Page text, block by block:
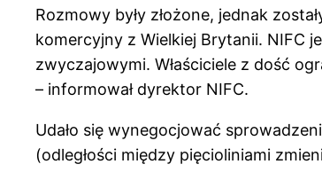
Rozmowy były złożone, jednak
komercyjny z Wielkiej Brytanii. NIFC
zwyczajowymi. Właściciele z dość
– informował dyrektor NIFC.
Udało się wynegocjować
(odległości między pięcioliniami